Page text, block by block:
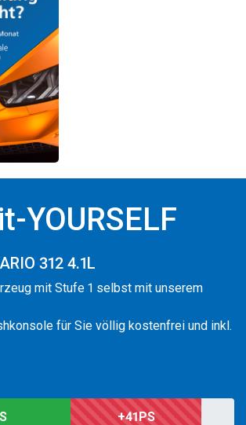
YOURSELF
312 4.1L
mit Stufe 1 selbst mit unserem
für Sie völlig kostenfrei und inkl.
+41PS